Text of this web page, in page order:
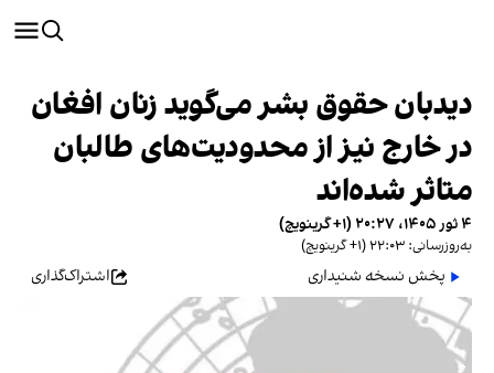
دیدبان حقوق بشر می‌گوید زنان افغان
در خارج نیز از محدودیت‌های طالبان
متاثر شده‌اند
۴ ثور ۱۴۰۵، ۲۰:۲۷ (‎+۱ گرینویچ)
به‌روزرسانی: ۲۲:۰۳ (‎+۱ گرینویچ)
پخش نسخه شنیداری اشتراک‌گذاری